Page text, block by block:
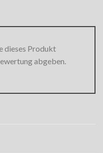
dieses Produkt
abgeben.